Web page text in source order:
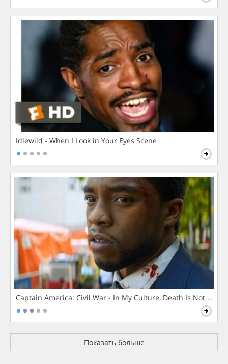
Idlewild - When I Look in Your Eyes Scene
Captain America: Civil War - In My Culture, Death Is Not The
Показать больше